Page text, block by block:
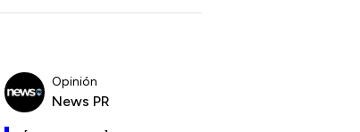
Opinión
News PR